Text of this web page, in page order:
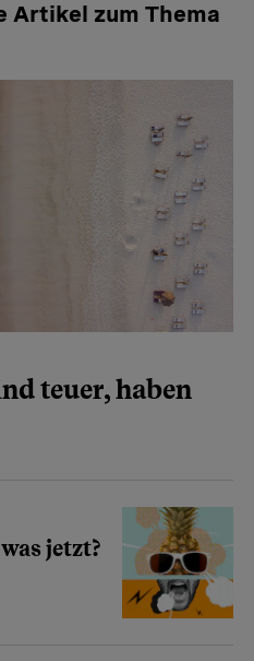
Artikel zum Thema
teuer, haben
jetzt?